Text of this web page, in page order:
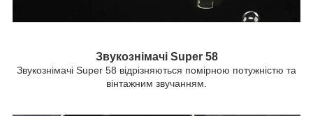
Звукознімачі Super 58
Звукознімачі Super 58 відрізняються помірною потужністю та
вінтажним звучанням.